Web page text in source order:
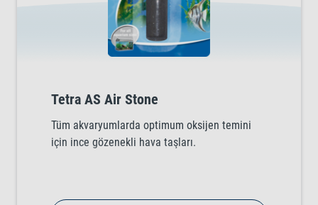
Tetra AS Air Stone
Tüm akvaryumlarda optimum oksijen temini
için ince gözenekli hava taşları.